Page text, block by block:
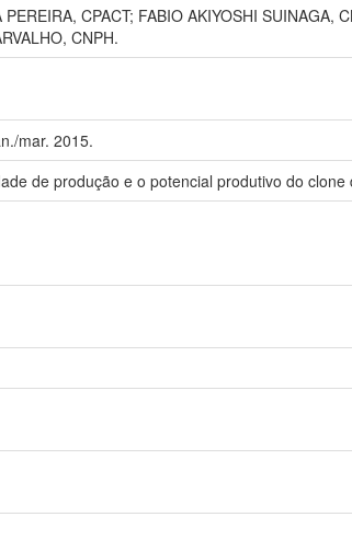
CPACT; FABIO AKIYOSHI SUINAGA,
CNPH.
mar. 2015.
de produção e o potencial produtivo do clone